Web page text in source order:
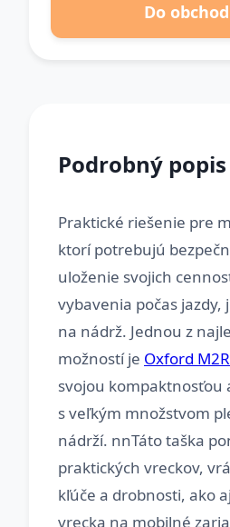
Do
Podrobný popis
Praktické riešenie pre
ktorí potrebujú
uloženie svojich
vybavenia počas jazdy,
na nádrž. Jednou z
možností je Oxford
svojou kompaktnosťou
s veľkým množstvom
nádrží. nnTáto taška
praktických vreckov,
kľúče a drobnosti, ako
vrecka na mobilné